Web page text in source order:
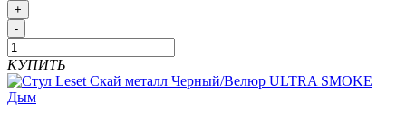
+
-
КУПИТЬ